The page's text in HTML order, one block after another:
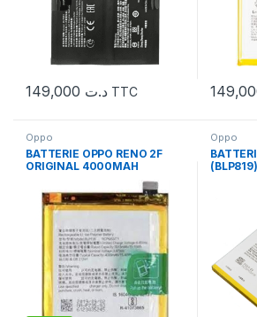
د.ت TTC
Oppo
BATTERIE OPPO RENO 2F
ORIGINAL 4000MAH
Oppo